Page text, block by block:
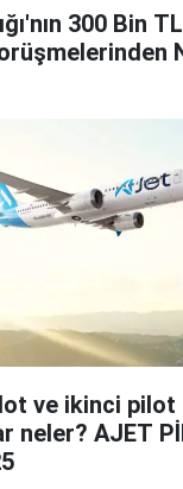
300 Bin
ve ikinci pilot
neler? AJET